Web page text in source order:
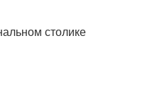
столике